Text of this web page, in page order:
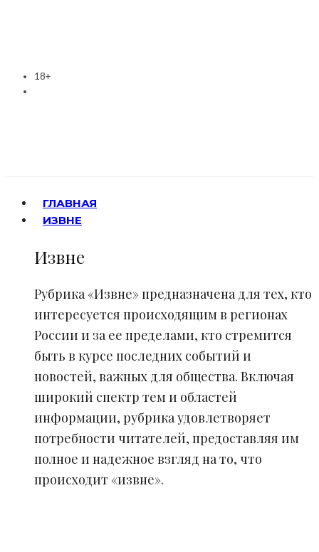
18+
ГЛАВНАЯ
ИЗВНЕ
Извне
Рубрика «Извне» предназначена для тех, кто
интересуется происходящим в регионах
России и за ее пределами, кто стремится
быть в курсе последних событий и
новостей, важных для общества. Включая
широкий спектр тем и областей
информации, рубрика удовлетворяет
потребности читателей, предоставляя им
полное и надежное взгляд на то, что
происходит «извне».